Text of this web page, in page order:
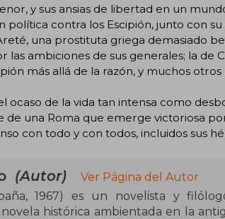
y sus ansias de libertad en un
contra los Escipión, junto con su
una prostituta griega demasiado
ambiciones de sus generales; la de
más allá de la razón, y muchos otros
ocaso de la vida tan intensa como
una Roma que emerge victoriosa
con todo y con todos, incluidos sus
(Autor)
Ver Página del Autor
1967) es un novelista y
histórica ambientada en la